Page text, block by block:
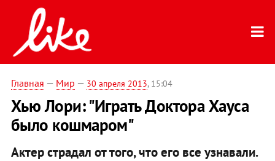
Главная — Мир — 30 апреля 2013, 15:04
Хью Лори: "Играть Доктора Хауса
было кошмаром"
Актер страдал от того, что его все узнавали.